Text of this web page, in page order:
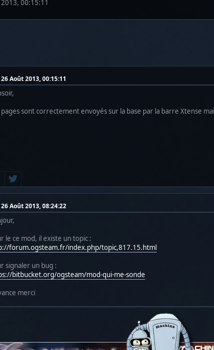
00:15:11
26 Août 2013, 00:15:11
pages sont correctement envoyés sur la base par la barre Xtense
26 Août 2013, 08:24:22
le ce mod, il existe un topic :
forum.ogsteam.fr/index.php/topic,817.15.html
signaler un bug :
bitbucket.org/ogsteam/mod-qui-me-sonde
merci